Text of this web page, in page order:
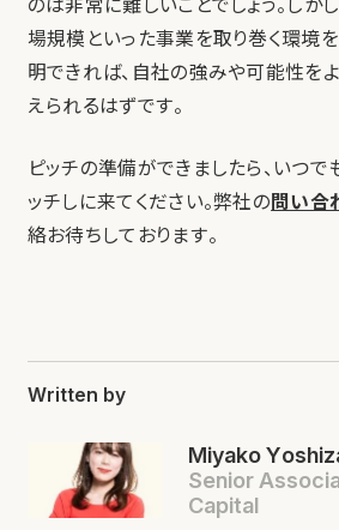
のは非常に難しいことでしょう。しか
場規模といった事業を取り巻く環境
明できれば、自社の強みや可能性を
えられるはずです。
ピッチの準備ができましたら、いつ
ッチしに来てください。弊社の 問い合
絡お待ちしております。
Written by
Miyako
Senior
Capital